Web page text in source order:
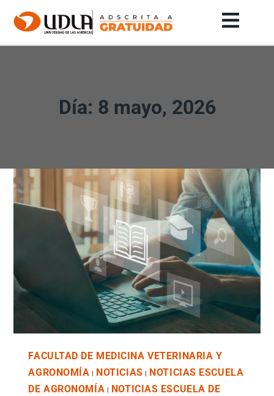
Día: 8 mayo, 2026
FACULTAD DE MEDICINA VETERINARIA Y
AGRONOMÍA
NOTICIAS
NOTICIAS ESCUELA
DE AGRONOMÍA
NOTICIAS ESCUELA DE